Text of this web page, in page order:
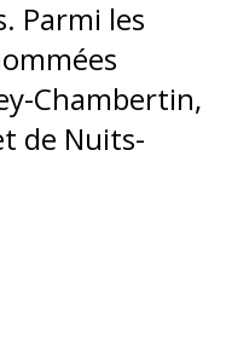
Parmi les
Chambertin,
de Nuits-